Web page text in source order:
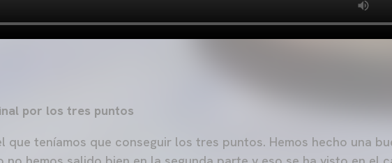
por los tres puntos
que teníamos que conseguir los tres puntos. Hemos hecho una